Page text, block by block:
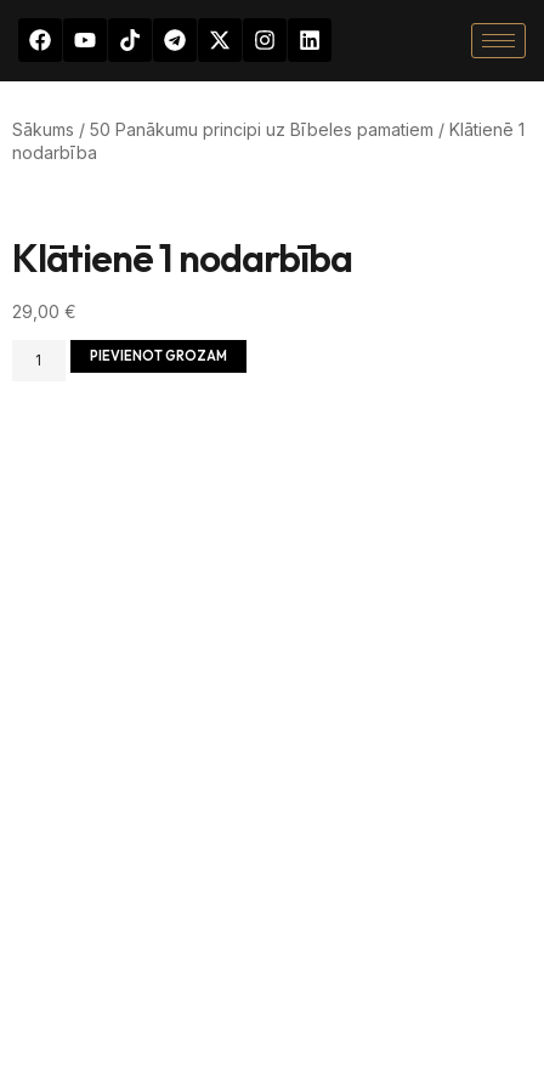
Sākums / 50 Panākumu principi uz Bībeles pamatiem / Klātienē 1
nodarbība
Klātienē 1 nodarbība
29,00 €
PIEVIENOT GROZAM